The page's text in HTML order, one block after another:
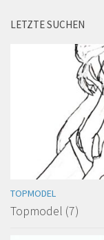
LETZTE SUCHEN
TOPMODEL
Topmodel (7)